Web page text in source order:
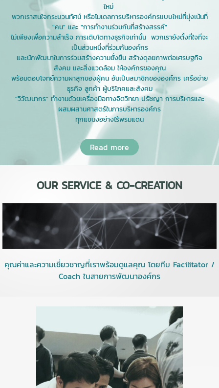
ใหม่
พวกเราสนใจกระบวนทัศน์ หรือโมเดลการบริหารองค์กรแบบใหม่ที่มุ่งเน้นที่
"คน" และ "การทำงานร่วมกันที่สร้างสรรค์"
ไม่เพียงเพื่อความสำเร็จ การเติบโตทางธุรกิจเท่านั้น พวกเรายังตั้งที่ใจที่จะ
เป็นส่วนหนึ่งที่ร่วมกันองค์กร
และนักพัฒนาในการร่วมสร้างความยั่งยืน สร้างดุลยภาพต่อเศรษฐกิจ
สังคม และสิ่งแวดล้อม ให้องค์กรของคุณ
พร้อมตอบโจทย์ความผาสุกของผู้คน อันเป็นสมาชิกขององค์กร เครือข่าย
ธุรกิจ ลูกค้า ผู้บริโภคและสังคม
"วิวัฒนากร" ทำงานด้วยเครื่องมือทางจิตวิทยา ปรัชญา การบริหารและ
ผสมผสานศาสตร์ในการบริหารองค์กร
ทุกแขนงอย่างไร้พรมแดน
Read more
OUR SERVICE & CO-CREATION
คุณค่าและความเชี่ยวชาญที่เราพร้อมดูแลคุณ โดยทีม Facilitator /
Coach ในสายการพัฒนาองค์กร